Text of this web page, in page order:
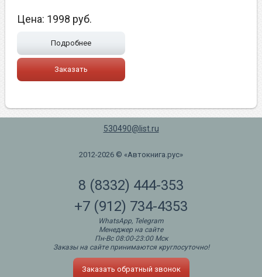
Цена: 1998 руб.
Подробнее
Заказать
530490@list.ru
2012-2026 © «Автокнига.рус»
8 (8332) 444-353
+7 (912) 734-4353
WhatsApp, Telegram
Менеджер на сайте
Пн-Вс 08:00-23:00 Мск
Заказы на сайте принимаются круглосуточно!
Заказать обратный звонок